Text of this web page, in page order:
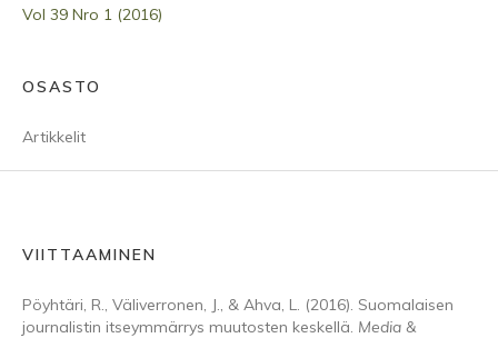
Vol 39 Nro 1 (2016)
OSASTO
Artikkelit
VIITTAAMINEN
Pöyhtäri, R., Väliverronen, J., & Ahva, L. (2016). Suomalaisen
journalistin itseymmärrys muutosten keskellä. Media &